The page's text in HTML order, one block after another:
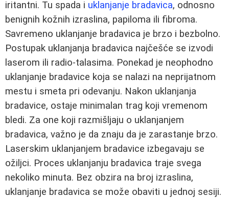
iritantni. Tu spada i uklanjanje bradavica, odnosno
benignih kožnih izraslina, papiloma ili fibroma.
Savremeno uklanjanje bradavica je brzo i bezbolno.
Postupak uklanjanja bradavica najčešće se izvodi
laserom ili radio-talasima. Ponekad je neophodno
uklanjanje bradavice koja se nalazi na neprijatnom
mestu i smeta pri odevanju. Nakon uklanjanja
bradavice, ostaje minimalan trag koji vremenom
bledi. Za one koji razmišljaju o uklanjanjem
bradavica, važno je da znaju da je zarastanje brzo.
Laserskim uklanjanjem bradavice izbegavaju se
ožiljci. Proces uklanjanju bradavica traje svega
nekoliko minuta. Bez obzira na broj izraslina,
uklanjanje bradavica se može obaviti u jednoj sesiji.